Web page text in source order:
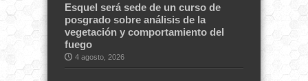
Esquel será sede de un curso de
posgrado sobre análisis de la
vegetación y comportamiento del
fuego
4 agosto, 2026